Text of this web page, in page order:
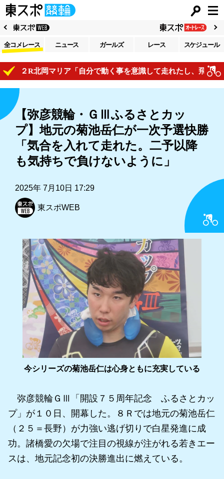
全コメレース ニュース ガールズ レース スケジュール
２R北岡マリア「自分で動く事を意識して走れたし、飛び付けて
【弥彦競輪・ＧⅢふるさとカッ
プ】地元の菊池岳仁が一次予選快勝
「気合を入れて走れた。二予以降
も気持ちで負けないように」
2025年 7月10日 17:29
東スポWEB
今シリーズの菊池岳仁は心身ともに充実している
弥彦競輪ＧⅢ「開設７５周年記念 ふるさとカッ
プ」が１０日、開幕した。８Ｒでは地元の菊池岳仁
（２５＝長野）が力強い逃げ切りで白星発進に成
功。諸橋愛の欠場で注目の視線が注がれる若きエー
スは、地元記念初の決勝進出に燃えている。